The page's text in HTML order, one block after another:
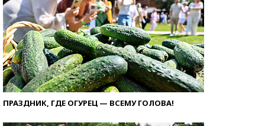
ПРАЗДНИК, ГДЕ ОГУРЕЦ — ВСЕМУ ГОЛОВА!